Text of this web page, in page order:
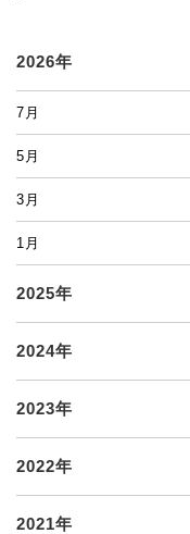
2026年
7月
5月
3月
1月
2025年
2024年
2023年
2022年
2021年